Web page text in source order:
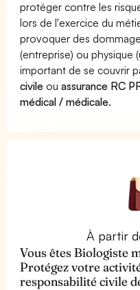
protéger contre les
lors de l'exercice du
provoquer des
(entreprise) ou physique
important de se couvrir
civile ouassurance RC
médical / médicale.
À partir
Vous êtes Biologiste
Protégez votre
responsabilité civile